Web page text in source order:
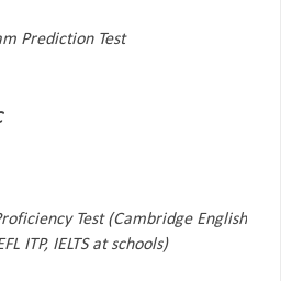
Prediction Test
Test (Cambridge English
ITP, IELTS at schools)